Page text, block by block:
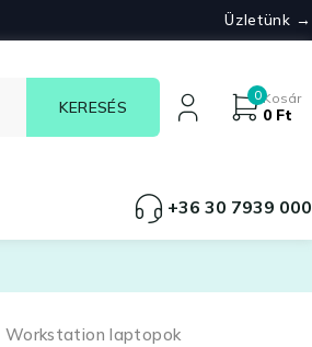
Üzletünk →
0Kosár
0 Ft
+36 30 7939 000
Workstation laptopok